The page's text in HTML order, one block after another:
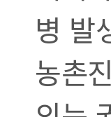
병 발
농촌